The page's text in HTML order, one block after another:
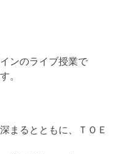
ンのライブ授業で
。
まるとともに、ＴＯＥ